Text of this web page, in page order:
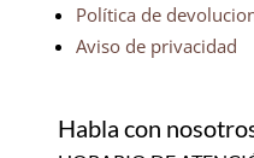
Política de
Aviso de privacidad
Habla con